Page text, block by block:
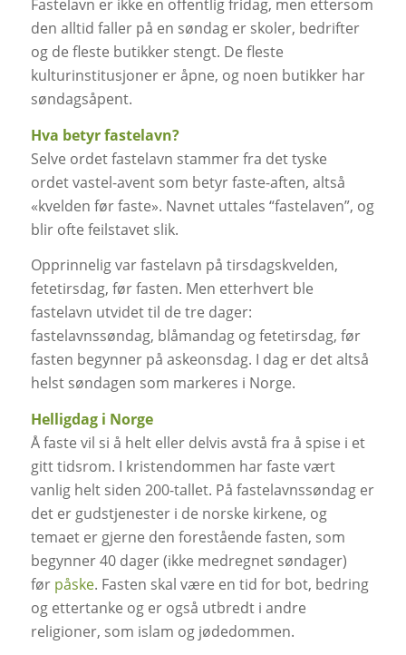
Fastelavn er ikke en offentlig fridag, men ettersom
den alltid faller på en søndag er skoler, bedrifter
og de fleste butikker stengt. De fleste
kulturinstitusjoner er åpne, og noen butikker har
søndagsåpent.
Hva betyr fastelavn?
Selve ordet fastelavn stammer fra det tyske
ordetvastel-aventsom betyrfaste-aften, altså
«kvelden før faste». Navnet uttales “fastelaven”, og
blir ofte feilstavet slik.
Opprinnelig var fastelavn på tirsdagskvelden,
fetetirsdag, før fasten. Men etterhvert ble
fastelavn utvidet til de tre dager:
fastelavnssøndag, blåmandag og fetetirsdag, før
fasten begynner på askeonsdag. I dag er det altså
helst søndagen som markeres i Norge.
Helligdag i Norge
Å faste vil si å helt eller delvis avstå fra å spise i et
gitt tidsrom. I kristendommen har faste vært
vanlig helt siden 200-tallet. På fastelavnssøndag er
det er gudstjenester i de norske kirkene, og
temaet er gjerne den forestående fasten, som
begynner 40 dager (ikke medregnet søndager)
før påske. Fasten skal være en tid for bot, bedring
og ettertanke og er også utbredt i andre
religioner, som islam og jødedommen.